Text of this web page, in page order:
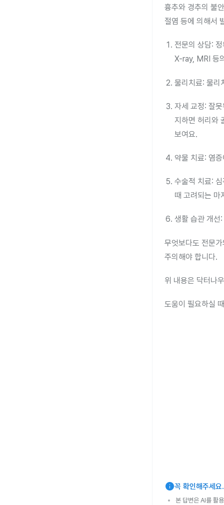
흉추와 경추의 불
절염 등에 의해서
전문의 상담:
X-ray, MRI 등
물리치료: 물리
자세 교정: 잘
지하면 허리와
보여요.
약물 치료: 염
수술적 치료:
때 고려되는 마
생활 습관 개선
무엇보다도 전문
주의해야 합니다.
위 내용은 닥터나
도움이 필요하실
info꼭 확인해주세요.
본 답변은 AI를 활